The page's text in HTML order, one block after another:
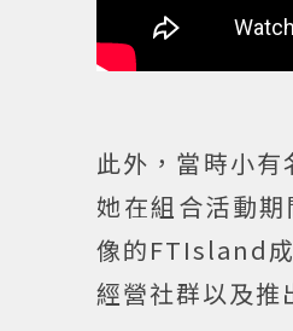
此外，當時小
她在組合活動
像的FTIsland成
經營社群以及推